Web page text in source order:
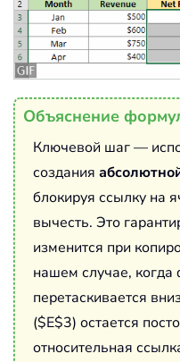
Объяснение
Ключевой шаг —
создания
блокируя ссылку на
вычесть. Это
изменится при
нашем случае,
перетаскивается
($E$3) остается
относительная